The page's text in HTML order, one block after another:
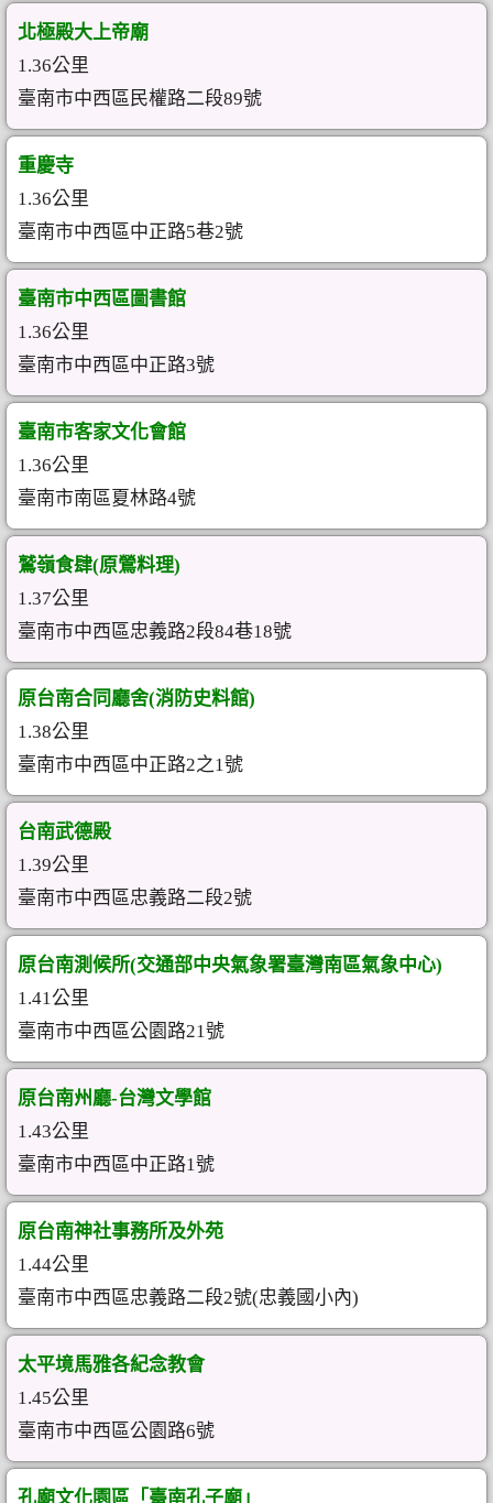
北極殿大上帝廟
1.36公里
臺南市中西區民權路二段89號
重慶寺
1.36公里
臺南市中西區中正路5巷2號
臺南市中西區圖書館
1.36公里
臺南市中西區中正路3號
臺南市客家文化會館
1.36公里
臺南市南區夏林路4號
鷲嶺食肆(原鶯料理)
1.37公里
臺南市中西區忠義路2段84巷18號
原台南合同廳舍(消防史料館)
1.38公里
臺南市中西區中正路2之1號
台南武德殿
1.39公里
臺南市中西區忠義路二段2號
原台南測候所(交通部中央氣象署臺灣南區氣象中心)
1.41公里
臺南市中西區公園路21號
原台南州廳-台灣文學館
1.43公里
臺南市中西區中正路1號
原台南神社事務所及外苑
1.44公里
臺南市中西區忠義路二段2號(忠義國小內)
太平境馬雅各紀念教會
1.45公里
臺南市中西區公園路6號
孔廟文化園區「臺南孔子廟」